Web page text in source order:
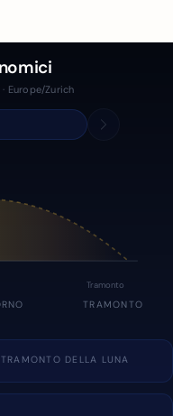
Europe/Zurich
Tramonto
TRAMONTO
TRAMONTO DELLA LUNA